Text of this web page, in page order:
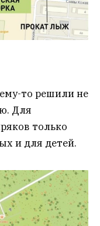
то решили не
Для
только
и для детей.